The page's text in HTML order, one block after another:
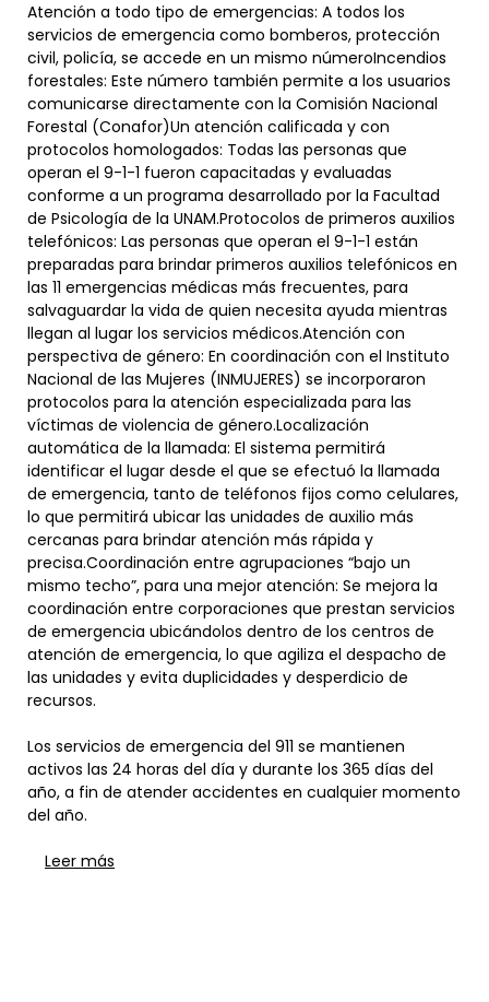
Atención a todo tipo de emergencias: A todos los
servicios de emergencia como bomberos, protección
civil, policía, se accede en un mismo númeroIncendios
forestales: Este número también permite a los usuarios
comunicarse directamente con la Comisión Nacional
Forestal (Conafor)Un atención calificada y con
protocolos homologados: Todas las personas que
operan el 9-1-1 fueron capacitadas y evaluadas
conforme a un programa desarrollado por la Facultad
de Psicología de la UNAM.Protocolos de primeros auxilios
telefónicos: Las personas que operan el 9-1-1 están
preparadas para brindar primeros auxilios telefónicos en
las 11 emergencias médicas más frecuentes, para
salvaguardar la vida de quien necesita ayuda mientras
llegan al lugar los servicios médicos.Atención con
perspectiva de género: En coordinación con el Instituto
Nacional de las Mujeres (INMUJERES) se incorporaron
protocolos para la atención especializada para las
víctimas de violencia de género.Localización
automática de la llamada: El sistema permitirá
identificar el lugar desde el que se efectuó la llamada
de emergencia, tanto de teléfonos fijos como celulares,
lo que permitirá ubicar las unidades de auxilio más
cercanas para brindar atención más rápida y
precisa.Coordinación entre agrupaciones “bajo un
mismo techo”, para una mejor atención: Se mejora la
coordinación entre corporaciones que prestan servicios
de emergencia ubicándolos dentro de los centros de
atención de emergencia, lo que agiliza el despacho de
las unidades y evita duplicidades y desperdicio de
recursos.
Los servicios de emergencia del 911 se mantienen
activos las 24 horas del día y durante los 365 días del
año, a fin de atender accidentes en cualquier momento
del año.
Leer más